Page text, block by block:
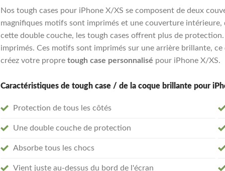
Nos tough cases pour iPhone X/XS se composent de deux
magnifiques motifs sont imprimés et une couverture
cette double couche, les tough cases offrent plus de
imprimés. Ces motifs sont imprimés sur une arrière brillante,
créez votre propre tough case personnalisé pour iPhone X/XS.
Caractéristiques de tough case / de la coque brillante pour
Protection de tous les côtés
Une double couche de protection
Absorbe tous les chocs
Vient juste au-dessus du bord de l'écran